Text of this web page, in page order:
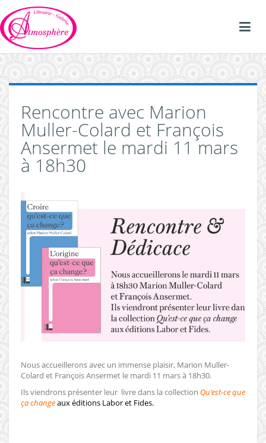
Rencontre avec Marion
Muller-Colard et François
Ansermet le mardi 11 mars
à 18h30
Nous accueillerons avec un immense plaisir, Marion Muller-
Colard et François Ansermet le mardi 11 mars à 18h30.
Ils viendrons présenter leur livre dans la collection Qu’est-ce que
ça changeaux éditions Labor et Fides.